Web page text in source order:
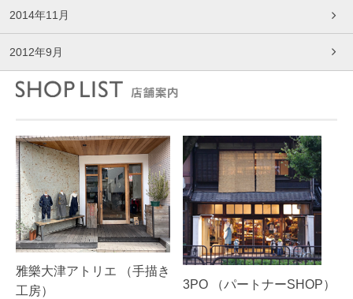
2014年11月
2012年9月
雅樂大津アトリエ （手描き
工房）
3PO （パートナーSHOP）